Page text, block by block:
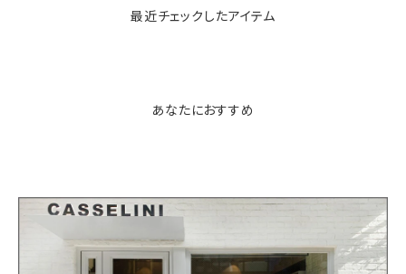
最近チェックしたアイテム
あなたにおすすめ